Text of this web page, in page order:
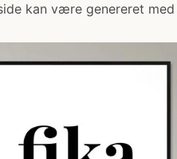
kan være genereret